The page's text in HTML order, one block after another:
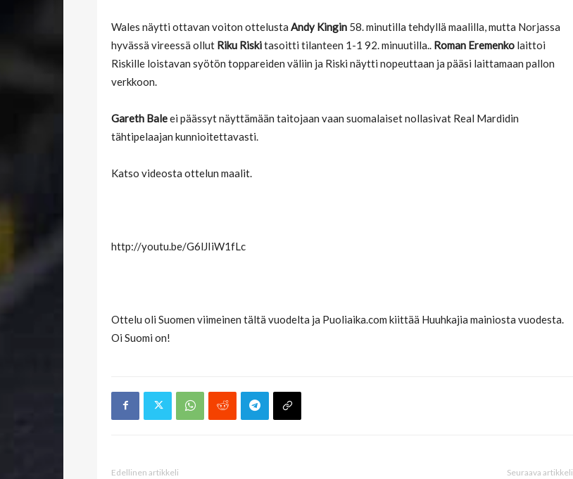
Wales näytti ottavan voiton ottelusta Andy Kingin 58. minutilla tehdyllä maalilla, mutta Norjassa
hyvässä vireessä ollut Riku Riskitasoitti tilanteen 1-1 92. minuutilla.. Roman Eremenko laittoi
Riskille loistavan syötön toppareiden väliin ja Riski näytti nopeuttaan ja pääsi laittamaan pallon
verkkoon.
Gareth Baleei päässyt näyttämään taitojaan vaan suomalaiset nollasivat Real Mardidin
tähtipelaajan kunnioitettavasti.
Katso videosta ottelun maalit.
http://youtu.be/G6lJIiW1fLc
Ottelu oli Suomen viimeinen tältä vuodelta ja Puoliaika.com kiittää Huuhkajia mainiosta vuodesta.
Oi Suomi on!
Edellinen artikkeli Seuraava artikkeli